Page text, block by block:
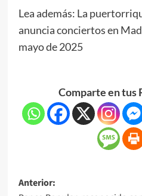
Lea además: La
anuncia conciertos en
mayo de 2025
Comparte en tus
Anterior: